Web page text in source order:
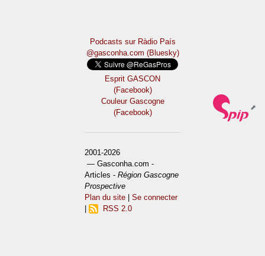
Podcasts sur Ràdio País
@gasconha.com (Bluesky)
Esprit GASCON
(Facebook)
Couleur Gascogne
(Facebook)
2001-2026
— Gasconha.com -
Articles -Région Gascogne
Prospective
Plan du site |Se connecter
RSS 2.0